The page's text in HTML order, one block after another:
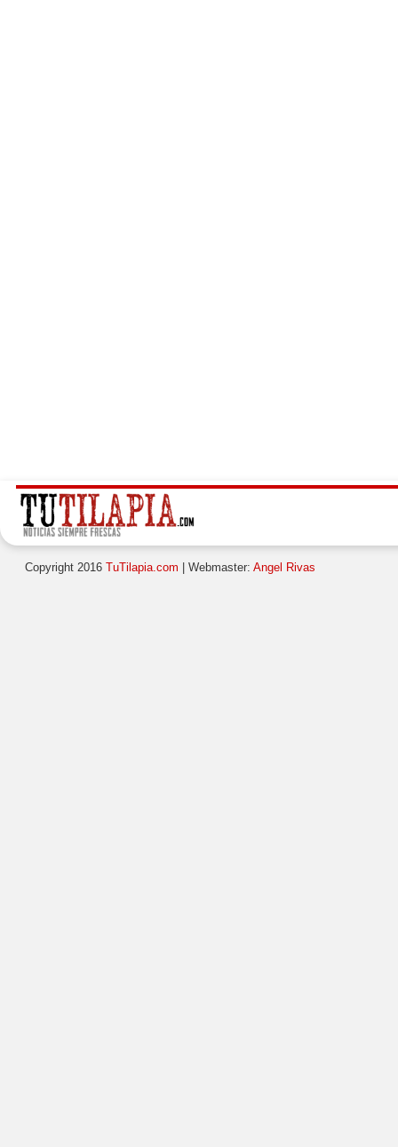
Copyright 2016 TuTilapia.com | Webmaster: Angel Rivas